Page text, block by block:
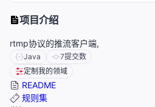
项目介绍
rtmp协议的推流客户端,
Java 7提交数
定制我的领域
README
规则集